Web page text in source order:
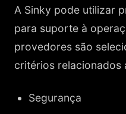
A Sinky pode utilizar
para suporte à
provedores são
critérios relacionados
Segurança